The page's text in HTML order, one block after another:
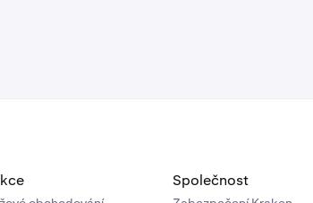
Společnost